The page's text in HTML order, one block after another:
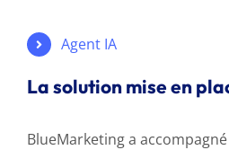
Agent IA
La solution mise en
BlueMarketing a